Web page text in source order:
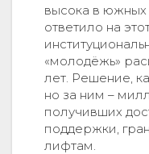
высока в южных
ответило на
«молодёжь»
лет. Решение,
но за ним –
получивших
поддержки,
лифтам.